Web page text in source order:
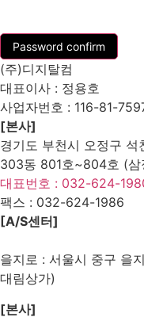
Password confirm
(주)디지탈컴
대표이사 : 정용호
사업자번호 : 116-81-
[본사]
경기도 부천시 오정구
303동 801호~804호 (삼
대표번호 : 032-624-
팩스 : 032-624-1986
[A/S센터]
을지로 : 서울시 중구 을
대림상가)
[본사]